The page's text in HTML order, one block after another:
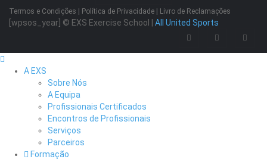
Termos e Condições | Política de Privacidade | Livro de Reclamações
[wpsos_year] © EXS Exercise School | All United Sports
A EXS
Sobre Nós
A Equipa
Profissionais Certificados
Encontros de Profissionais
Serviços
Parceiros
Formação